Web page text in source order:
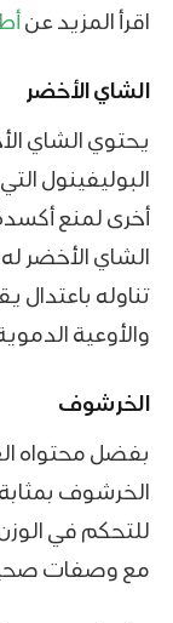
اقرأ المزيد عن
الشاي الأخضر
يحتوي الشاي
البوليفينول
أخرى لمنع
الشاي الأخضر
تناوله
والأوعية
الخرشوف
بفضل محتواه
الخرشوف بمثابة
للتحكم في
مع وصفات